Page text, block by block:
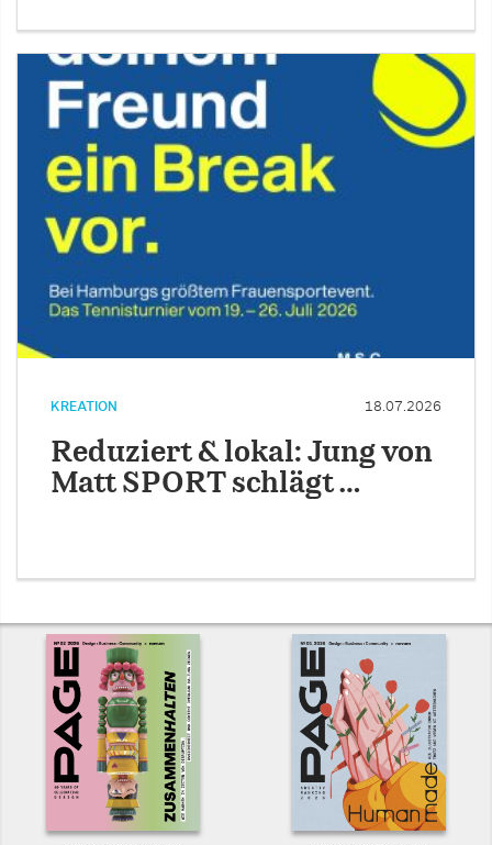
KREATION 18.07.2026
Reduziert & lokal: Jung von
Matt SPORT schlägt …